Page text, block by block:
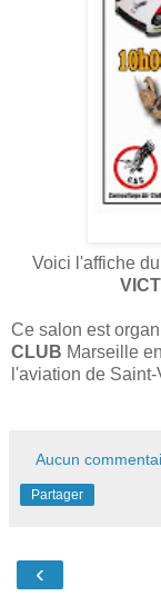
Voici l'affiche
Ce salon est
CLUB Marseille
l'aviation de
Aucun
Partager
‹